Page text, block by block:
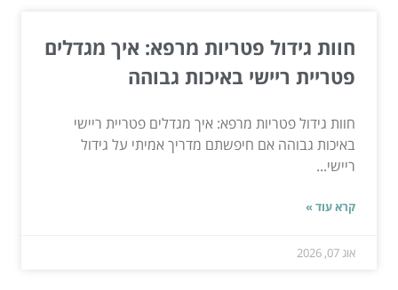
חוות גידול פטריות מרפא: איך מגדלים
פטריית ריישי באיכות גבוהה
חוות גידול פטריות מרפא: איך מגדלים פטריית ריישי
באיכות גבוהה אם חיפשתם מדריך אמיתי על גידול
ריישי...
קרא עוד »
אוג 07, 2026